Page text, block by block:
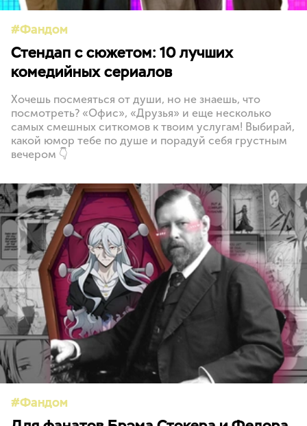
Фандом
Стендап с сюжетом: 10 лучших
комедийных сериалов
Хочешь посмеяться от души, но не знаешь, что
посмотреть? «Офис», «Друзья» и еще несколько
самых смешных ситкомов к твоим услугам! Выбирай,
какой юмор тебе по душе и порадуй себя грустным
вечером 👇
Фандом